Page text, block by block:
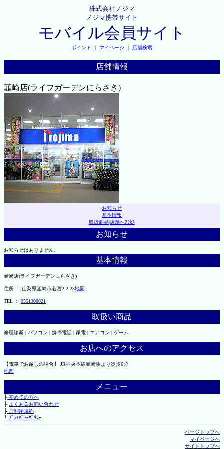
株式会社ノジマ
ノジマ携帯サイト
モバイル会員サイト
ポイント ｜ マイページ ｜ 店舗検索
店舗情報
韮崎店(ライフガーデンにらさき)
お知らせ
基本情報
取扱商品|店舗へｱｸｾｽ
お知らせ
お知らせはありません。
基本情報
韮崎店(ライフガーデンにらさき)
住所 ： 山梨県韮崎市若宮2-2-23地図
TEL ： 0551300021
取扱い商品
修理診断 | パソコン | 携帯電話 | 家電 | エアコン | ゲーム
お店へのアクセス
【電車でお越しの場合】 JR中央本線韮崎駅より徒歩6分
地図
メニュー
├初めての方へ
├ よくあるお問い合わせ
├ご利用規約
└ﾌﾟﾗｲﾊﾞｼｰﾎﾟﾘｼｰ
ページトップへ
マイページへ
サイトトップへ